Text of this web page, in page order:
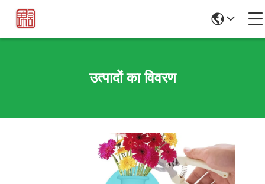
उत्पादों का विवरण